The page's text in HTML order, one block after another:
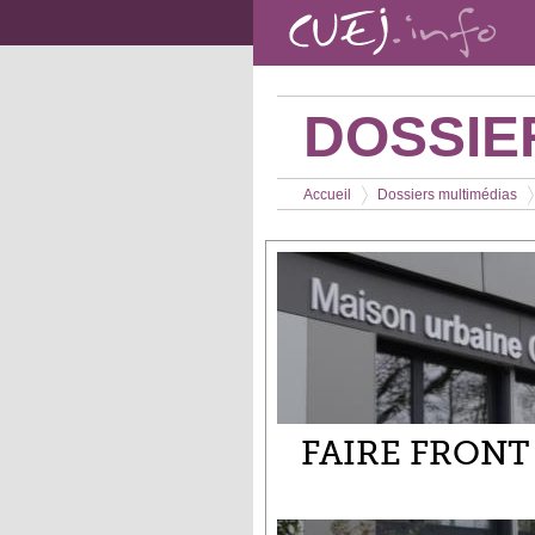
Vous êtes ici
Accueil
>
Dossiers multimédias
>
FAIRE